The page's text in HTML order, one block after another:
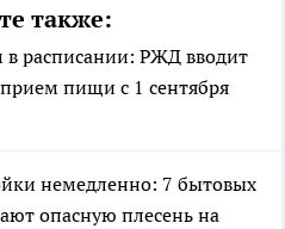
также:
в расписании: РЖД вводит
пищи с 1 сентября
немедленно: 7 бытовых
опасную плесень на